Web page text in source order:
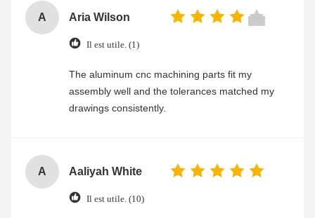
A Aria Wilson
Il est utile. (1)
The aluminum cnc machining parts fit my
assembly well and the tolerances matched my
drawings consistently.
A Aaliyah White
Il est utile. (10)